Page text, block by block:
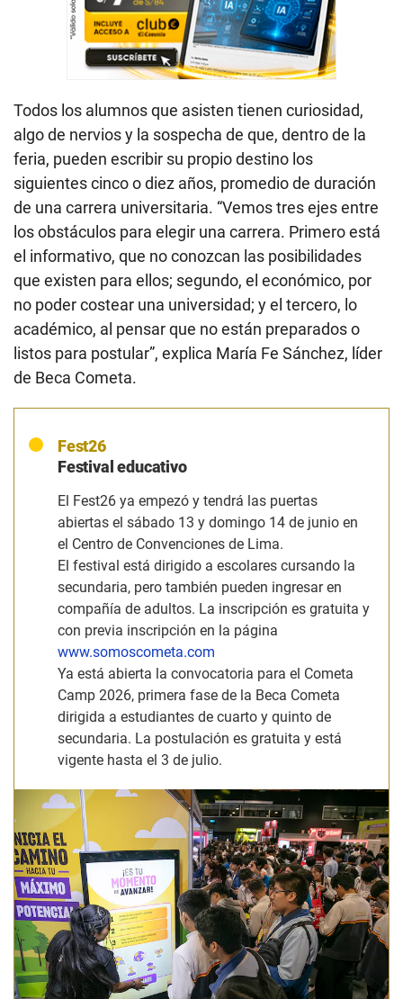
Todos los alumnos que asisten tienen curiosidad,
algo de nervios y la sospecha de que, dentro de la
feria, pueden escribir su propio destino los
siguientes cinco o diez años, promedio de duración
de una carrera universitaria. “Vemos tres ejes entre
los obstáculos para elegir una carrera. Primero está
el informativo, que no conozcan las posibilidades
que existen para ellos; segundo, el económico, por
no poder costear una universidad; y el tercero, lo
académico, al pensar que no están preparados o
listos para postular”, explica María Fe Sánchez, líder
de Beca Cometa.
Fest26
Festival educativo
El Fest26 ya empezó y tendrá las puertas
abiertas el sábado 13 y domingo 14 de junio en
el Centro de Convenciones de Lima.
El festival está dirigido a escolares cursando la
secundaria, pero también pueden ingresar en
compañía de adultos. La inscripción es gratuita y
con previa inscripción en la página
www.somoscometa.com
Ya está abierta la convocatoria para el Cometa
Camp 2026, primera fase de la Beca Cometa
dirigida a estudiantes de cuarto y quinto de
secundaria. La postulación es gratuita y está
vigente hasta el 3 de julio.